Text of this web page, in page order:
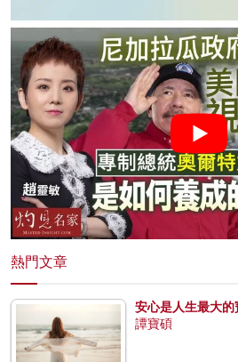
熱門文章
安心是人生最大的
譚寶碩